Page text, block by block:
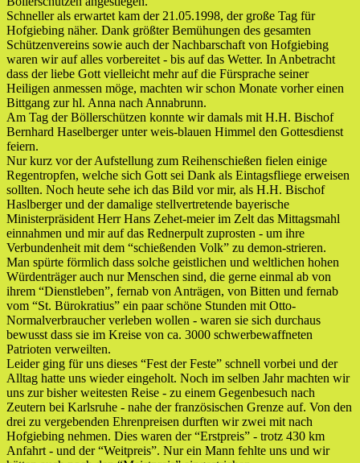
Schneller als erwartet kam der 21.05.1998, der große Tag für
Hofgiebing näher. Dank größter Bemühungen des gesamten
Schützenvereins sowie auch der Nachbarschaft von Hofgiebing
waren wir auf alles vorbereitet - bis auf das Wetter. In Anbetracht
dass der liebe Gott vielleicht mehr auf die Fürsprache seiner
Heiligen anmessen möge, machten wir schon Monate vorher einen
Bittgang zur hl. Anna nach Annabrunn.
Am Tag der Böllerschützen konnte wir damals mit H.H. Bischof
Bernhard Haselberger unter weis-blauen Himmel den Gottesdienst
feiern.
Nur kurz vor der Aufstellung zum Reihenschießen fielen einige
Regentropfen, welche sich Gott sei Dank als Eintagsfliege erweisen
sollten. Noch heute sehe ich das Bild vor mir, als H.H. Bischof
Haslberger und der damalige stellvertretende bayerische
Ministerpräsident Herr Hans Zehet-meier im Zelt das Mittagsmahl
einnahmen und mir auf das Rednerpult zuprosten - um ihre
Verbundenheit mit dem “schießenden Volk” zu demon-strieren.
Man spürte förmlich dass solche geistlichen und weltlichen hohen
Würdenträger auch nur Menschen sind, die gerne einmal ab von
ihrem “Dienstleben”, fernab von Anträgen, von Bitten und fernab
vom “St. Bürokratius” ein paar schöne Stunden mit Otto-
Normalverbraucher verleben wollen - waren sie sich durchaus
bewusst dass sie im Kreise von ca. 3000 schwerbewaffneten
Patrioten verweilten.
Leider ging für uns dieses “Fest der Feste” schnell vorbei und der
Alltag hatte uns wieder eingeholt. Noch im selben Jahr machten wir
uns zur bisher weitesten Reise - zu einem Gegenbesuch nach
Zeutern bei Karlsruhe - nahe der französischen Grenze auf. Von den
drei zu vergebenden Ehrenpreisen durften wir zwei mit nach
Hofgiebing nehmen. Dies waren der “Erstpreis” - trotz 430 km
Anfahrt - und der “Weitpreis”. Nur ein Mann fehlte uns und wir